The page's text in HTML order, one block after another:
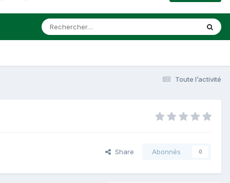
Toute l’activité
Share Abonnés 0